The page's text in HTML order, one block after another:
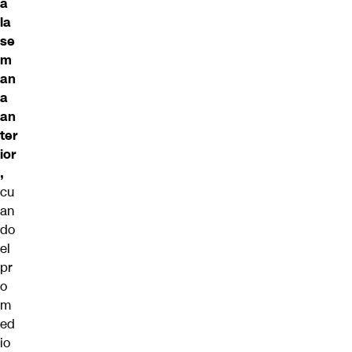
la
se
m
an
a
an
ter
ior
,
cu
an
do
el
pr
o
m
ed
io